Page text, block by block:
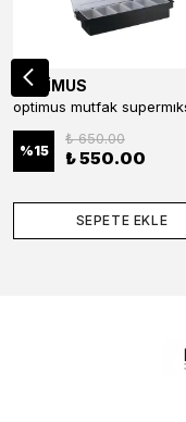
OPTİMUS
%15
₺ 650.00
₺ 550.00
SEPETE EKLE